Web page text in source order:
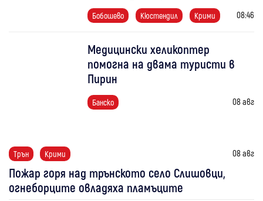
Бобошево Кюстендил Крими 08:46
Медицински хеликоптер
помогна на двама туристи в
Пирин
Банско 08 авг
Трън Крими 08 авг
Пожар горя над трънското село Слишовци,
огнеборците овладяха пламъците